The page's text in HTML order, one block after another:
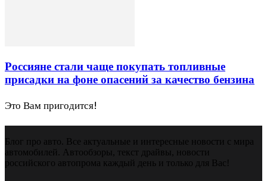
Россияне стали чаще покупать топливные
присадки на фоне опасений за качество бензина
Это Вам пригодится!
Блог про авто. Все актуальные и интересные новости с мира
автомобилей. Автообзоры, текст драйвы, новости
российского автопрома каждый день и только для Вас!